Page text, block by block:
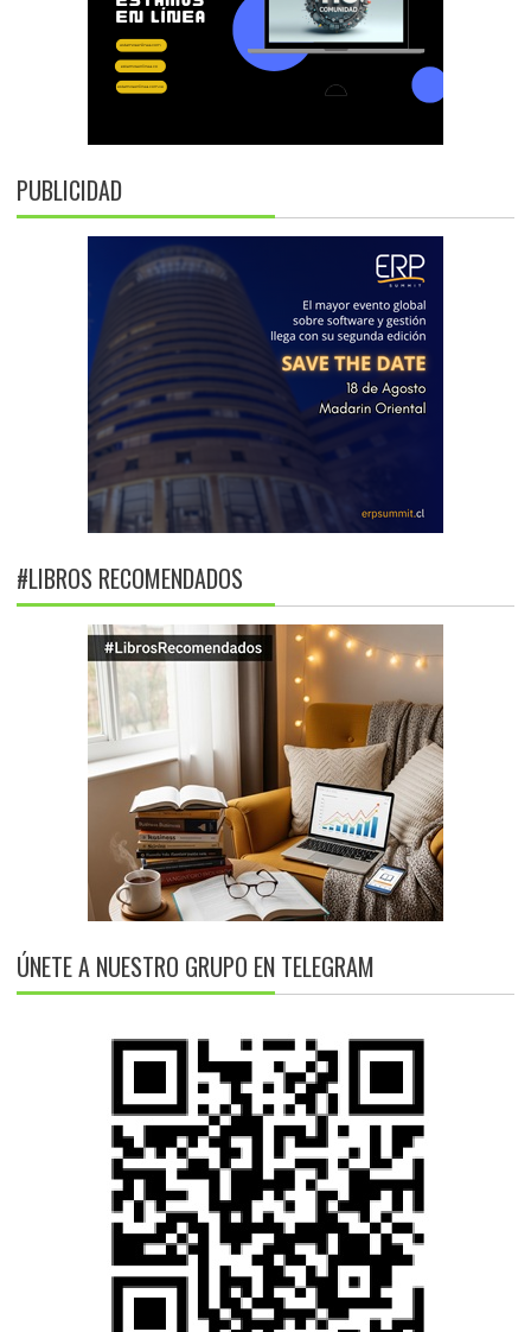
PUBLICIDAD
#LIBROS RECOMENDADOS
ÚNETE A NUESTRO GRUPO EN TELEGRAM